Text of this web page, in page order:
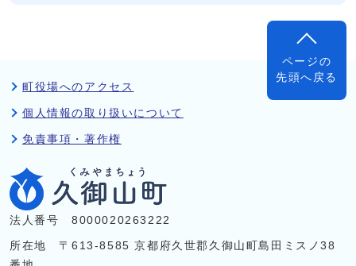
ページの
先頭へ戻る
町役場へのアクセス
個人情報の取り扱いについて
免責事項・著作権
法人番号 8000020263222
所在地 〒613-8585 京都府久世郡久御山町島田ミスノ38